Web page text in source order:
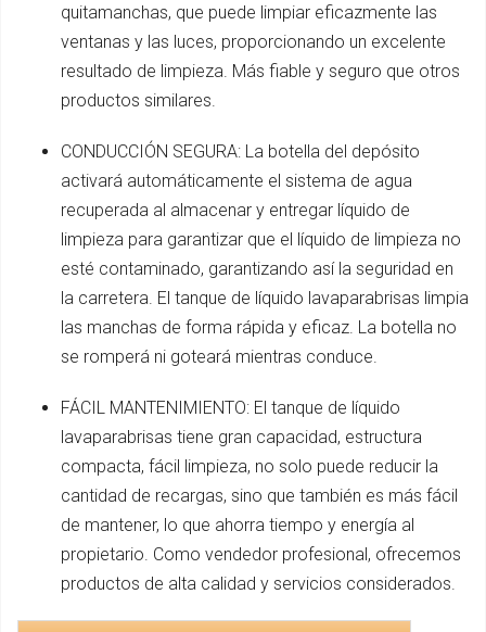
quitamanchas, que puede limpiar eficazmente las
ventanas y las luces, proporcionando un excelente
resultado de limpieza. Más fiable y seguro que otros
productos similares.
CONDUCCIÓN SEGURA: La botella del depósito
activará automáticamente el sistema de agua
recuperada al almacenar y entregar líquido de
limpieza para garantizar que el líquido de limpieza no
esté contaminado, garantizando así la seguridad en
la carretera. El tanque de líquido lavaparabrisas limpia
las manchas de forma rápida y eficaz. La botella no
se romperá ni goteará mientras conduce.
FÁCIL MANTENIMIENTO: El tanque de líquido
lavaparabrisas tiene gran capacidad, estructura
compacta, fácil limpieza, no solo puede reducir la
cantidad de recargas, sino que también es más fácil
de mantener, lo que ahorra tiempo y energía al
propietario. Como vendedor profesional, ofrecemos
productos de alta calidad y servicios considerados.